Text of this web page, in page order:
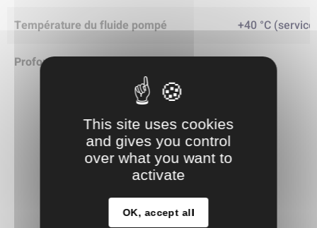
Température du fluide pompé +40 °C
Profondeur d'immersion
This site uses cookies
and gives you control
over what you want to
activate
OK, accept all